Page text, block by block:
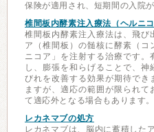
保険が適用され、短期間の入院が
椎間板内酵素注入療法（ヘルニコ
椎間板内酵素注入療法は、飛び
ア（椎間板）の髄核に酵素（コ
ニコア」を注射する治療です。
し、膨張を和らげることで、神
びれを改善する効果が期待でき
ますが、適応の範囲が限られて
て適応外となる場合もあります。
レカネマブの処方
レカネマブは、脳内に蓄積した